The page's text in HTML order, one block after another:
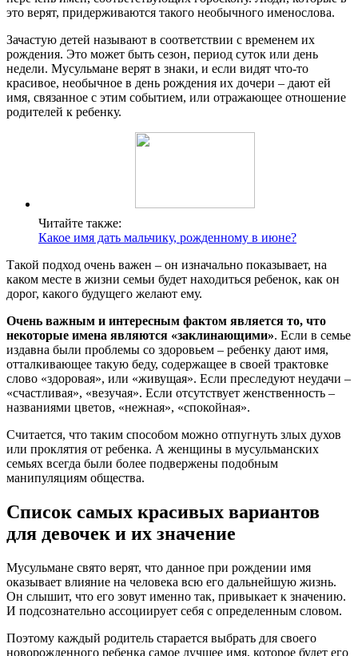
это верят, придерживаются такого необычного именослова.
Зачастую детей называют в соответствии с временем их
рождения. Это может быть сезон, период суток или день
недели. Мусульмане верят в знаки, и если видят что-то
красивое, необычное в день рождения их дочери – дают ей
имя, связанное с этим событием, или отражающее отношение
родителей к ребенку.
Читайте также:
Какое имя дать мальчику, рожденному в июне?
Такой подход очень важен – он изначально показывает, на
каком месте в жизни семьи будет находиться ребенок, как он
дорог, какого будущего желают ему.
Очень важным и интересным фактом является то, что
некоторые имена являются «заклинающими». Если в семье
издавна были проблемы со здоровьем – ребенку дают имя,
отталкивающее такую беду, содержащее в своей трактовке
слово «здоровая», или «живущая». Если преследуют неудачи –
«счастливая», «везучая». Если отсутствует женственность –
названиями цветов, «нежная», «спокойная».
Считается, что таким способом можно отпугнуть злых духов
или проклятия от ребенка. А женщины в мусульманских
семьях всегда были более подвержены подобным
манипуляциям общества.
Список самых красивых вариантов
для девочек и их значение
Мусульмане свято верят, что данное при рождении имя
оказывает влияние на человека всю его дальнейшую жизнь.
Он слышит, что его зовут именно так, привыкает к значению.
И подсознательно ассоциирует себя с определенным словом.
Поэтому каждый родитель старается выбрать для своего
новорожденного ребенка самое лучшее имя, которое будет его